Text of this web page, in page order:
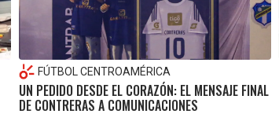
FÚTBOL CENTROAMÉRICA
UN PEDIDO DESDE EL CORAZÓN: EL MENSAJE FINAL
DE CONTRERAS A COMUNICACIONES